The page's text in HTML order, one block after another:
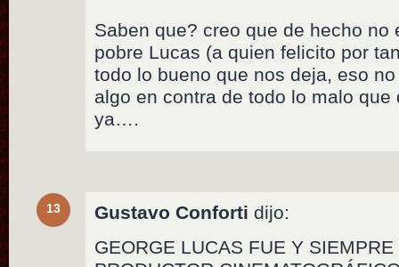
Saben que? creo que de hecho no
pobre Lucas (a quien felicito por
todo lo bueno que nos deja, eso
algo en contra de todo lo malo
ya….
13 Gustavo Conforti dijo:
GEORGE LUCAS FUE Y